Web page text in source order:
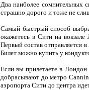
Два наиболее сомнительных
страшно дорого и тоже не
Самый быстрый способ
окажетесь в Сити на
Первый состав отправляется
Билет можно купить у
Если вы прилетаете в
добрасывают до метро
аэропорта Сити до центра